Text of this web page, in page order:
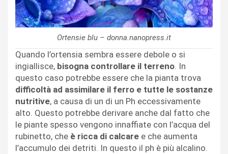
Ortensie blu – donna.nanopress.it
Quando l’ortensia sembra essere debole o si
ingiallisce, bisogna controllare il terreno. In
questo caso potrebbe essere che la pianta trova
difficoltà ad assimilare il ferro e tutte le sostanze
nutritive, a causa di un di un Ph eccessivamente
alto. Questo potrebbe derivare anche dal fatto che
le piante spesso vengono innaffiate con l’acqua del
rubinetto, che è ricca di calcare e che aumenta
l’accumulo dei detriti. In questo il ph è più alcalino.